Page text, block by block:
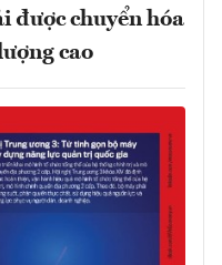
được chuyển hóa
cao